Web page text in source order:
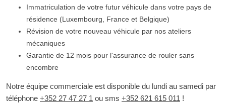
Immatriculation de votre futur véhicule dans votre pays de
résidence (Luxembourg, France et Belgique)
Révision de votre nouveau véhicule par nos ateliers
mécaniques
Garantie de 12 mois pour l'assurance de rouler sans
encombre
Notre équipe commerciale est disponible du lundi au samedi par
téléphone +352 27 47 27 1 ou sms +352 621 615 011 !